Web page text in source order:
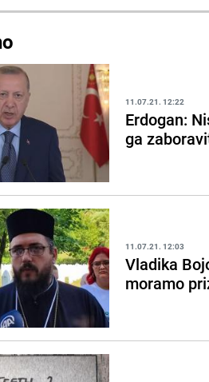
11.07.21. 12:22
Erdogan:
ga
11.07.21. 12:03
Vladika
moramo